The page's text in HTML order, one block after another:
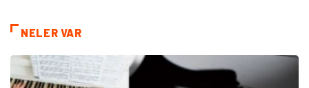
NELER VAR